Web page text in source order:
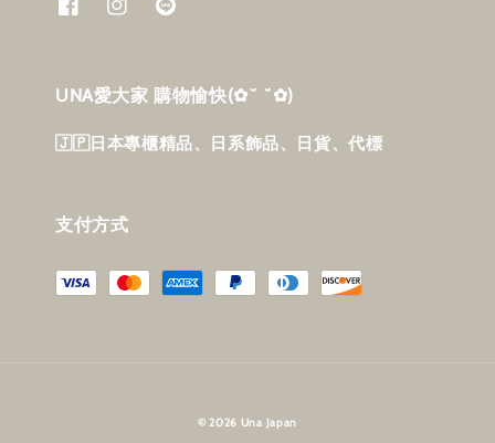
UNA愛大家 購物愉快‎(✿˘ ˘✿)
🇯🇵日本專櫃精品、日系飾品、日貨、代標
支付方式
© 2026 Una Japan